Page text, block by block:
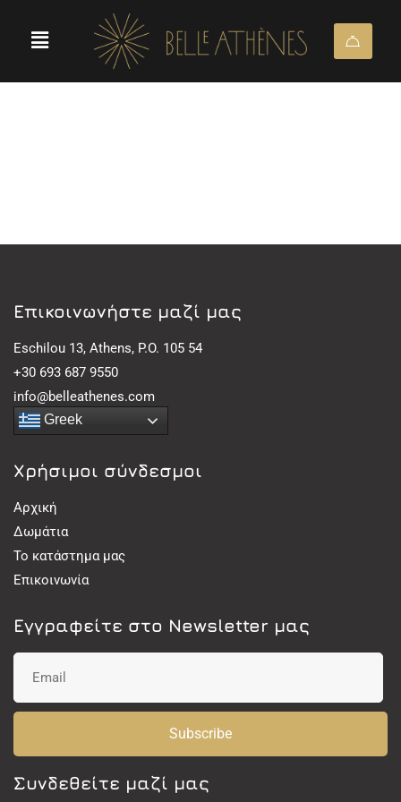
Eπικοινωνήστε μαζί μας
Eschilou 13, Athens, P.O. 105 54
+30 693 687 9550
info@belleathenes.com
Greek
Χρήσιμοι σύνδεσμοι
Αρχική
Δωμάτια
Το κατάστημα μας
Επικοινωνία
Εγγραφείτε στο Newsletter μας
Subscribe
Συνδεθείτε μαζί μας